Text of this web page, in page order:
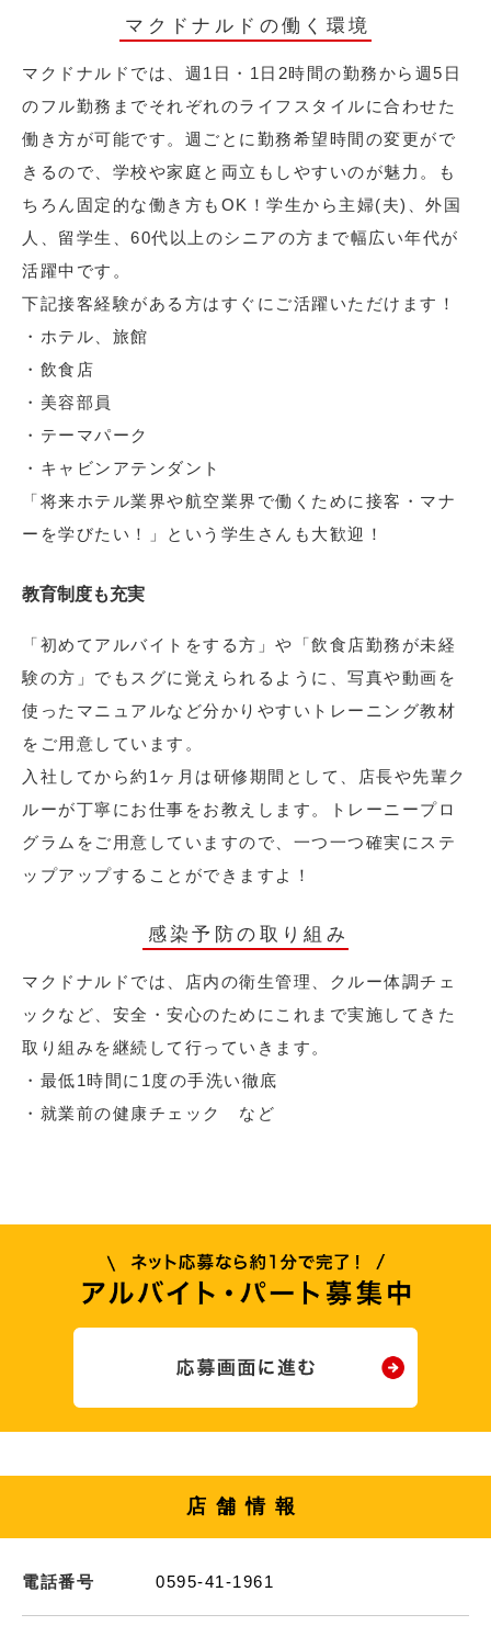
マクドナルドの働く環境
マクドナルドでは、週1日・1日2時間の勤務から週5日
のフル勤務までそれぞれのライフスタイルに合わせた
働き方が可能です。週ごとに勤務希望時間の変更がで
きるので、学校や家庭と両立もしやすいのが魅力。も
ちろん固定的な働き方もOK！学生から主婦(夫)、外国
人、留学生、60代以上のシニアの方まで幅広い年代が
活躍中です。
下記接客経験がある方はすぐにご活躍いただけます！
・ホテル、旅館
・飲食店
・美容部員
・テーマパーク
・キャビンアテンダント
「将来ホテル業界や航空業界で働くために接客・マナ
ーを学びたい！」という学生さんも大歓迎！
教育制度も充実
「初めてアルバイトをする方」や「飲食店勤務が未経
験の方」でもスグに覚えられるように、写真や動画を
使ったマニュアルなど分かりやすいトレーニング教材
をご用意しています。
入社してから約1ヶ月は研修期間として、店長や先輩ク
ルーが丁寧にお仕事をお教えします。トレーニープロ
グラムをご用意していますので、一つ一つ確実にステ
ップアップすることができますよ！
感染予防の取り組み
マクドナルドでは、店内の衛生管理、クルー体調チェ
ックなど、安全・安心のためにこれまで実施してきた
取り組みを継続して行っていきます。
・最低1時間に1度の手洗い徹底
・就業前の健康チェック など
店舗情報
電話番号 0595-41-1961